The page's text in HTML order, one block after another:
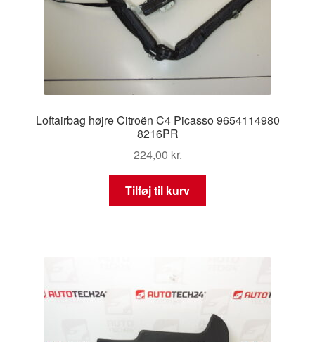
Loftairbag højre Citroën C4 Picasso 9654114980
8216PR
224,00 kr.
Tilføj til kurv